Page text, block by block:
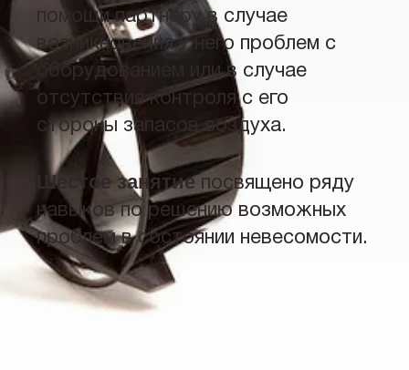
помощи партнеру в случае
возникновения у него проблем с
оборудованием или в случае
отсутствия контроля с его
стороны запасов воздуха.
Шестое занятие посвящено ряду
навыков по решению возможных
проблем в состоянии невесомости.